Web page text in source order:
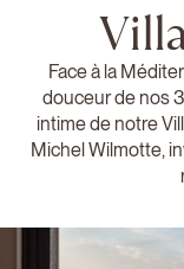
Face à la
douceur de nos
intime de notre
Michel Wilmotte,